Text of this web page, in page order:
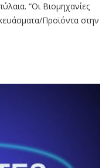
“Οι Βιομηχανίες
Προϊόντα στην